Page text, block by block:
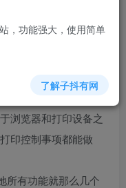
浏览器和打印设备之
印控制事项都能做
所有功能就那么几个
，功能强大，使用简单
了解子抖有网